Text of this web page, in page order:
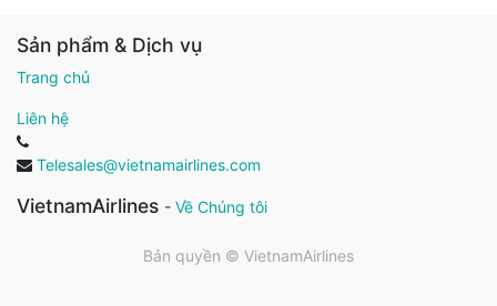
Sản phẩm & Dịch vụ
Trang chủ
Liên hệ
Telesales@vietnamairlines.com
VietnamAirlines - Về Chúng tôi
Bản quyền © VietnamAirlines